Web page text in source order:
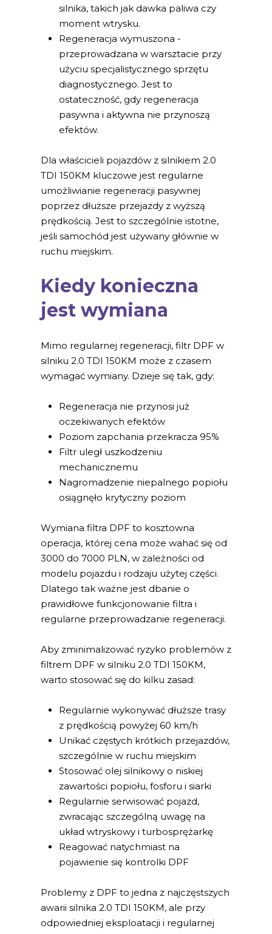
silnika, takich jak dawka paliwa czy
moment wtrysku.
Regeneracja wymuszona -
przeprowadzana w warsztacie przy
użyciu specjalistycznego sprzętu
diagnostycznego. Jest to
ostateczność, gdy regeneracja
pasywna i aktywna nie przynoszą
efektów.
Dla właścicieli pojazdów z silnikiem 2.0
TDI 150KM kluczowe jest regularne
umożliwianie regeneracji pasywnej
poprzez dłuższe przejazdy z wyższą
prędkością. Jest to szczególnie istotne,
jeśli samochód jest używany głównie w
ruchu miejskim.
Kiedy konieczna
jest wymiana
Mimo regularnej regeneracji, filtr DPF w
silniku 2.0 TDI 150KM może z czasem
wymagać wymiany. Dzieje się tak, gdy:
Regeneracja nie przynosi już
oczekiwanych efektów
Poziom zapchania przekracza 95%
Filtr uległ uszkodzeniu
mechanicznemu
Nagromadzenie niepalnego popiołu
osiągnęło krytyczny poziom
Wymiana filtra DPF to kosztowna
operacja, której cena może wahać się od
3000 do 7000 PLN, w zależności od
modelu pojazdu i rodzaju użytej części.
Dlatego tak ważne jest dbanie o
prawidłowe funkcjonowanie filtra i
regularne przeprowadzanie regeneracji.
Aby zminimalizować ryzyko problemów z
filtrem DPF w silniku 2.0 TDI 150KM,
warto stosować się do kilku zasad:
Regularnie wykonywać dłuższe trasy
z prędkością powyżej 60 km/h
Unikać częstych krótkich przejazdów,
szczególnie w ruchu miejskim
Stosować olej silnikowy o niskiej
zawartości popiołu, fosforu i siarki
Regularnie serwisować pojazd,
zwracając szczególną uwagę na
układ wtryskowy i turbosprężarkę
Reagować natychmiast na
pojawienie się kontrolki DPF
Problemy z DPF to jedna z najczęstszych
awarii silnika 2.0 TDI 150KM, ale przy
odpowiedniej eksploatacji i regularnej